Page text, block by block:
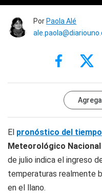
Por Paola Alé
El pronóstico del tiempo
Meteorológico Nacional
de julio indica el ingreso
temperaturas realmente
en el llano.